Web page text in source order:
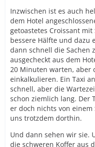
Inzwischen ist es auch
dem Hotel
getoastetes Croissant
bessere Hälfte und dazu
dann schnell die Sachen
ausgecheckt aus dem
20 Minuten warten, aber
einkalkulieren. Ein Taxi
schnell, aber die
schon ziemlich lang. Der
er doch nichts von
uns trotzdem dorthin.
Und dann sehen wir sie.
die schweren Koffer aus